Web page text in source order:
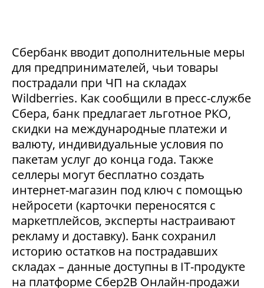
Сбербанк вводит дополнительные меры
для предпринимателей, чьи товары
пострадали при ЧП на складах
Wildberries. Как сообщили в пресс-службе
Сбера, банк предлагает льготное РКО,
скидки на международные платежи и
валюту, индивидуальные условия по
пакетам услуг до конца года. Также
селлеры могут бесплатно создать
интернет-магазин под ключ с помощью
нейросети (карточки переносятся с
маркетплейсов, эксперты настраивают
рекламу и доставку). Банк сохранил
историю остатков на пострадавших
складах – данные доступны в IT-продукте
на платформе Сбер2В Онлайн-продажи